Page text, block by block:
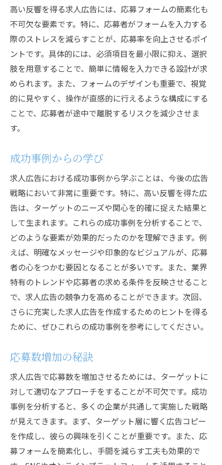
高い反響を得る求人広告には、応募フォームの簡素化も
不可欠な要素です。特に、応募者がフォームを入力する
際のストレスを減らすことが、応募率を向上させるポイ
ントです。具体的には、必須項目を最小限に抑え、選択
肢を用意することで、簡単に情報を入力できる設計が求
められます。また、フォームのデザインも重要で、視覚
的に見やすく、操作が直感的に行えるような構成にする
ことで、応募者が途中で離脱するリスクを減少させま
す。
成功事例からの学び
求人広告における成功事例から学ぶことは、今後の広告
戦略において非常に重要です。特に、高い反響を得た広
告は、ターゲットのニーズや関心を的確に捉えた結果と
して生まれます。これらの成功事例を分析することで、
どのような要素が効果的だったのかを理解できます。例
えば、明確なメッセージや印象的なビジュアルが、応募
者の心をつかむ要因となることが多いです。また、業界
特有のトレンドや応募者の求める条件を反映させること
で、求人広告の競争力を高めることができます。次回、
さらに充実した求人広告を作成するためのヒントを得る
ために、ぜひこれらの成功事例を参考にしてください。
応募数増加の秘訣
求人広告で応募数を増加させるためには、ターゲットに
対して適切なアプローチをすることが不可欠です。成功
事例を分析すると、多くの企業が共通して実施した戦略
が見えてきます。まず、ターゲット層に響く広告コピー
を作成し、彼らの興味を引くことが重要です。また、応
募フォームを簡素化し、手間を減らす工夫も効果的で